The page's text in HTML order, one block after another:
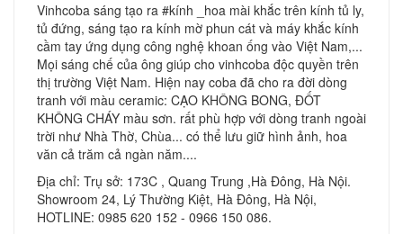
Vinhcoba sáng tạo ra #kính _hoa mài khắc trên kính tủ ly,
tủ đứng, sáng tạo ra kính mờ phun cát và máy khắc kính
cầm tay ứng dụng công nghệ khoan ống vào Việt Nam,...
Mọi sáng chế của ông giúp cho vinhcoba độc quyền trên
thị trường Việt Nam. Hiện nay coba đã cho ra đời dòng
tranh với màu ceramic: CẠO KHÔNG BONG, ĐỐT
KHÔNG CHÁY màu sơn. rất phù hợp với dòng tranh ngoài
trời như Nhà Thờ, Chùa... có thể lưu giữ hình ảnh, hoa
văn cả trăm cả ngàn năm....
Địa chỉ: Trụ sở: 173C , Quang Trung ,Hà Đông, Hà Nội.
Showroom 24, Lý Thường Kiệt, Hà Đông, Hà Nội,
HOTLINE: 0985 620 152 - 0966 150 086.